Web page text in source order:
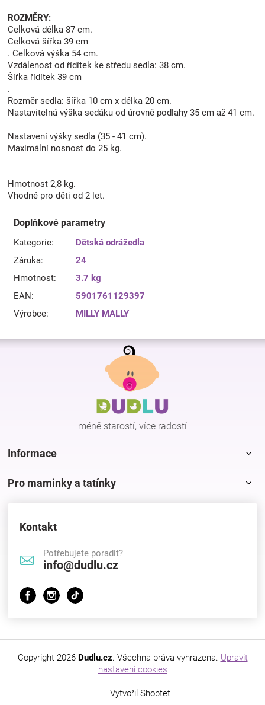
ROZMĚRY:
Celková délka 87 cm.
Celková šířka 39 cm
. Celková výška 54 cm.
Vzdálenost od řídítek ke středu sedla: 38 cm.
Šířka řídítek 39 cm
.
Rozměr sedla: šířka 10 cm x délka 20 cm.
Nastavitelná výška sedáku od úrovně podlahy 35 cm až 41 cm.
Nastavení výšky sedla (35 - 41 cm).
Maximální nosnost do 25 kg.
Hmotnost 2,8 kg.
Vhodné pro děti od 2 let.
Doplňkové parametry
Kategorie:
Dětská odrážedla
Záruka:
24
Hmotnost:
3.7 kg
EAN:
5901761129397
Výrobce: MILLY MALLY
Z
méně starostí, více radostí
Informace
Pro maminky a tatínky
Kontakt
Potřebujete poradit?
info@dudlu.cz
Vytvořil Shoptet
Copyright 2026 Dudlu.cz. Všechna práva vyhrazena. Upravit
nastavení cookies